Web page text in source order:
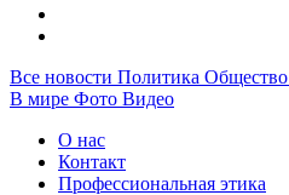
Все новости Политика Общество
В мире Фото Видео
О нас
Контакт
Профессиональная этика